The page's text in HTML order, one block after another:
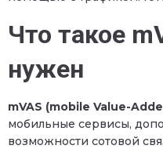
Что такое
нужен
mVAS (mobile Value-
мобильные сервисы,
возможности сотовой